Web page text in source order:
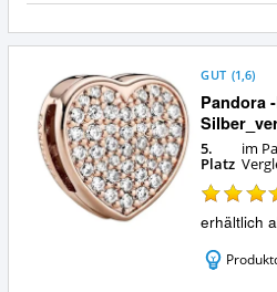
Pandora
GUT (1,6)
5.
Platz
im
erhältlich